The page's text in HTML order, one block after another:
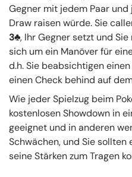
Gegner mit jedem Paar
Draw raisen würde. Sie
3 , Ihr Gegner setzt und
sich um ein Manöver für
d.h. Sie beabsichtigen
einen Check behind auf
Wie jeder Spielzug beim
kostenlosen Showdown in
geeignet und in anderen
Schwächen, und Sie sollten
seine Stärken zum Tragen